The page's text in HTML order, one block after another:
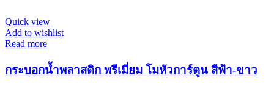
Quick view
Add to wishlist
Read more
กระบอกน้ำพลาสติก พรีเมี่ยม โมหัวการ์ตูน สีฟ้า-ขาว